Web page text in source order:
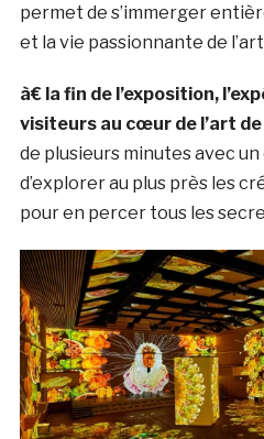
permet de s’immerger
et la vie passionnante de
à€ la fin de l’exposition,
visiteurs au cœur de l’art de
de plusieurs minutes avec
d’explorer au plus près les
pour en percer tous les